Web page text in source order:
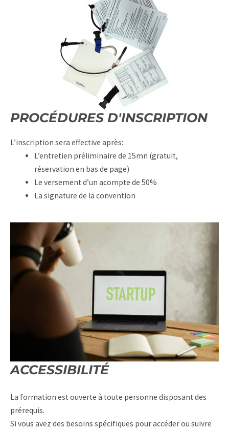
PROCÉDURES D'INSCRIPTION
L’inscription sera effective après:
L’entretien préliminaire de 15mn (gratuit,
réservation en bas de page)
Le versement d’un acompte de 50%
La signature de la convention
ACCESSIBILITÉ
La formation est ouverte à toute personne disposant des
prérequis.
Si vous avez des besoins spécifiques pour accéder ou suivre